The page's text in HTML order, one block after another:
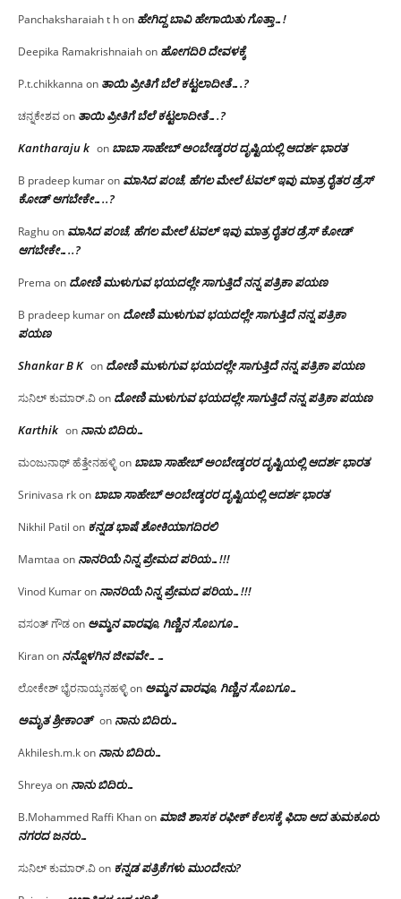
Panchaksharaiah t hon ಹೇಗಿದ್ದ ಬಾವಿ ಹೇಗಾಯಿತು ಗೊತ್ತಾ…!
Deepika Ramakrishnaiahon ಹೋಗದಿರಿ ದೇವಳಕ್ಕೆ
P.t.chikkanna on ತಾಯಿ ಪ್ರೀತಿಗೆ ಬೆಲೆ ಕಟ್ಟಲಾದೀತೆ….?
ಚನ್ನಕೇಶವon ತಾಯಿ ಪ್ರೀತಿಗೆ ಬೆಲೆ ಕಟ್ಟಲಾದೀತೆ….?
Kantharaju k on ಬಾಬಾ ಸಾಹೇಬ್ ಅಂಬೇಡ್ಕರರ ದೃಷ್ಟಿಯಲ್ಲಿ ಆದರ್ಶ ಭಾರತ
B pradeep kumaron ಮಾಸಿದ ಪಂಚೆ, ಹೆಗಲ ಮೇಲೆ ಟವಲ್‌ ಇವು ಮಾತ್ರ ರೈತರ ಡ್ರೆಸ್‌
ಕೋಡ್ ಆಗಬೇಕೇ…..?‌
Raghuon ಮಾಸಿದ ಪಂಚೆ, ಹೆಗಲ ಮೇಲೆ ಟವಲ್‌ ಇವು ಮಾತ್ರ ರೈತರ ಡ್ರೆಸ್‌ ಕೋಡ್
ಆಗಬೇಕೇ…..?‌
Prema on ದೋಣಿ ಮುಳುಗುವ ಭಯದಲ್ಲೇ ಸಾಗುತ್ತಿದೆ ನನ್ನ ಪತ್ರಿಕಾ ಪಯಣ
B pradeep kumaron ದೋಣಿ ಮುಳುಗುವ ಭಯದಲ್ಲೇ ಸಾಗುತ್ತಿದೆ ನನ್ನ ಪತ್ರಿಕಾ
ಪಯಣ
Shankar B K on ದೋಣಿ ಮುಳುಗುವ ಭಯದಲ್ಲೇ ಸಾಗುತ್ತಿದೆ ನನ್ನ ಪತ್ರಿಕಾ ಪಯಣ
ಸುನಿಲ್ ಕುಮಾರ್.ವಿon ದೋಣಿ ಮುಳುಗುವ ಭಯದಲ್ಲೇ ಸಾಗುತ್ತಿದೆ ನನ್ನ ಪತ್ರಿಕಾ ಪಯಣ
Karthik on ನಾನು ಬಿದಿರು…
ಮಂಜುನಾಥ್ ಹೆತ್ತೇನಹಳ್ಳಿon ಬಾಬಾ ಸಾಹೇಬ್ ಅಂಬೇಡ್ಕರರ ದೃಷ್ಟಿಯಲ್ಲಿ ಆದರ್ಶ ಭಾರತ
Srinivasa rkon ಬಾಬಾ ಸಾಹೇಬ್ ಅಂಬೇಡ್ಕರರ ದೃಷ್ಟಿಯಲ್ಲಿ ಆದರ್ಶ ಭಾರತ
Nikhil Patil on ಕನ್ನಡ ಭಾಷೆ ಶೋಕಿಯಾಗದಿರಲಿ
Mamtaa on ನಾನರಿಯೆ ನಿನ್ನ ಪ್ರೇಮದ ಪರಿಯ…!!!
Vinod Kumaron ನಾನರಿಯೆ ನಿನ್ನ ಪ್ರೇಮದ ಪರಿಯ…!!!
ವಸಂತ್ ಗೌಡon ಅಮ್ಮನ ವಾರವೂ, ಗಿಣ್ಣಿನ ಸೊಬಗೂ…
Kiranon ನನ್ನೊಳಗಿನ ಜೀವವೇ……
ಲೋಕೇಶ್ ಭೈರನಾಯ್ಕನಹಳ್ಳಿon ಅಮ್ಮನ ವಾರವೂ, ಗಿಣ್ಣಿನ ಸೊಬಗೂ…
ಅಮೃತ ಶ್ರೀಕಾಂತ್ on ನಾನು ಬಿದಿರು…
Akhilesh.m.kon ನಾನು ಬಿದಿರು…
Shreya on ನಾನು ಬಿದಿರು…
B.Mohammed Raffi Khanon ಮಾಜಿ ಶಾಸಕ ರಫೀಕ್ ಕೆಲಸಕ್ಕೆ ಫಿದಾ ಆದ ತುಮಕೂರು
ನಗರದ ಜನರು…
ಸುನಿಲ್ ಕುಮಾರ್.ವಿon ಕನ್ನಡ ಪತ್ರಿಕೆಗಳು ಮುಂದೇನು?